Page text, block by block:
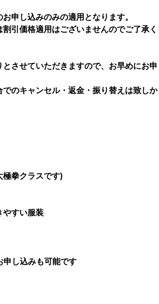
申し込みのみの適用となります。
引価格適用はございませんのでご了承く
させていただきますので、お早めにお申
のキャンセル・返金・振り替えは致しか
極拳クラスです)
やすい服装
申し込みも可能です